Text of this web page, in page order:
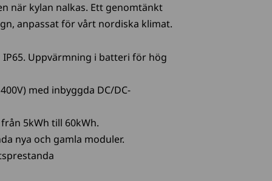
när kylan nalkas. Ett genomtänkt
anpassat för vårt nordiska klimat.
Uppvärmning i batteri för hög
med inbyggda DC/DC-
5kWh till 60kWh.
nya och gamla moduler.